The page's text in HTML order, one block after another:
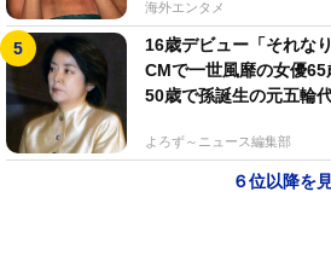
海外エンタメ
16歳デビュー「それなり
CMで一世風靡の女優
50歳で孫誕生の元五輪
よろず～ニュース編集部
６位以降を